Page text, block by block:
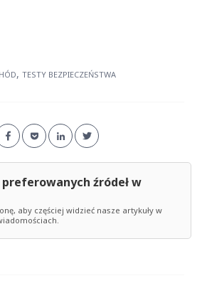
, TESTY BEZPIECZEŃSTWA
preferowanych źródeł w
aby częściej widzieć nasze artykuły w